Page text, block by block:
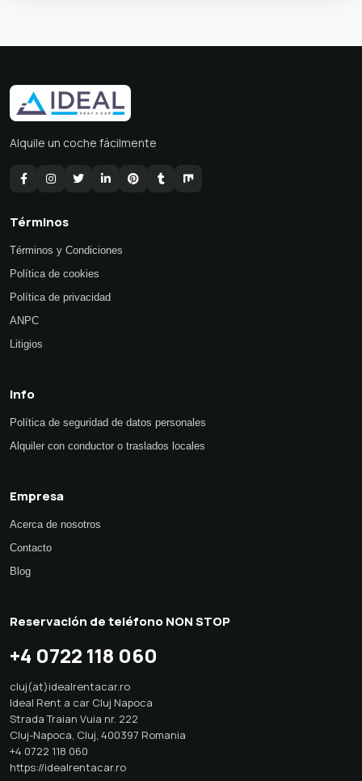
Alquile un coche fácilmente
Términos
Términos y Condiciones
Política de cookies
Política de privacidad
ANPC
Litigios
Info
Política de seguridad de datos personales
Alquiler con conductor o traslados locales
Empresa
Acerca de nosotros
Contacto
Blog
Reservación de teléfono NON STOP
+4 0722 118 060
cluj(at)idealrentacar.ro
Ideal Rent a car Cluj Napoca
Strada Traian Vuia nr. 222
Cluj-Napoca Cluj 400397 Romania
+4 0722 118 060
https://idealrentacar.ro